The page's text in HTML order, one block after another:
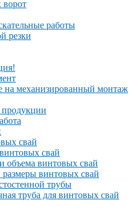
работы
резки
на механизированный монтаж
продукции
свай
свай
объема винтовых свай
размеры винтовых свай
трубы
труба для винтовых свай